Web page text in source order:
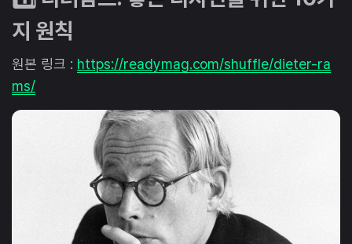
지 원칙
원본 링크 : https://readymag.com/shuffle/dieter-ra
ms/